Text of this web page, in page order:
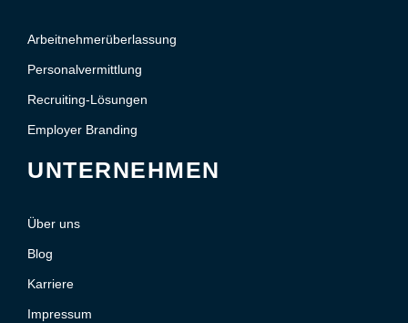
Arbeitnehmerüberlassung
Personalvermittlung
Recruiting-Lösungen
Employer Branding
UNTERNEHMEN
Über uns
Blog
Karriere
Impressum